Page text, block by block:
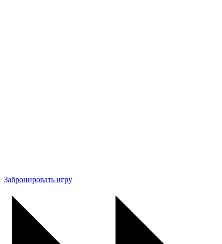
Забронировать игру